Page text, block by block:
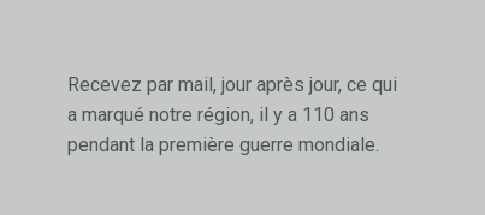
Recevez par mail, jour après jour, ce qui
a marqué notre région, il y a 110 ans
pendant la première guerre mondiale.